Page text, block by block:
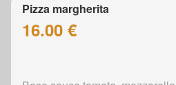
Pizza margherita
16.00 €